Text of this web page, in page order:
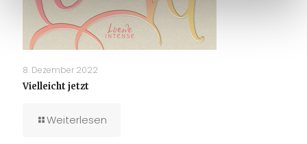
8. Dezember 2022
Vielleicht jetzt
Weiterlesen